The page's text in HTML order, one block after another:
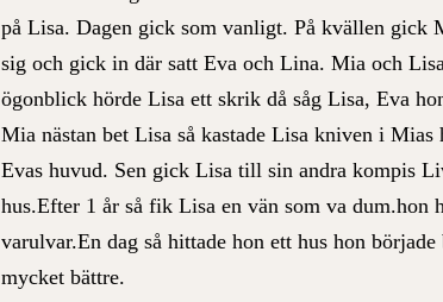
på Lisa. Dagen gick som vanligt. På kvällen gick
sig och gick in där satt Eva och Lina. Mia och
ögonblick hörde Lisa ett skrik då såg Lisa, Eva
Mia nästan bet Lisa så kastade Lisa kniven i Mias
Evas huvud. Sen gick Lisa till sin andra kompis
hus.Efter 1 år så fik Lisa en vän som va
varulvar.En dag så hittade hon ett hus hon
mycket bättre.